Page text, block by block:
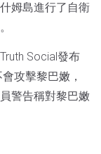
姆島進行了自衛
Social發布
攻擊黎巴嫩，
警告稱對黎巴嫩